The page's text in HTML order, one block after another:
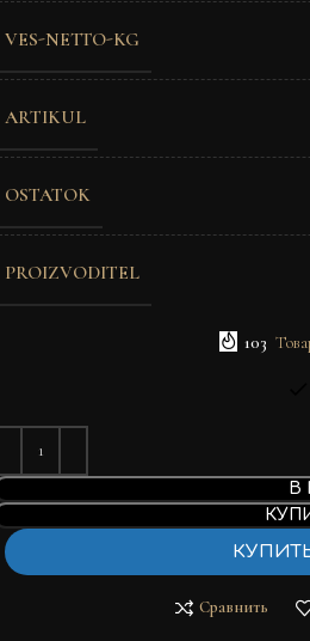
VES-NETTO-KG
ARTIKUL
OSTATOK
PROIZVODITEL
103
В
Сравнить